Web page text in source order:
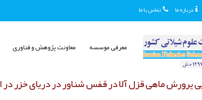
درباره ما تماس با ما
معرفی موسسه معاونت پژوهش و فناوری
پرورش ماهی قزل آلا در قفس شناور در دریای خزر در